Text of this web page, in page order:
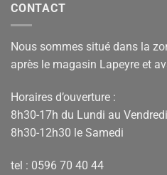
CONTACT
Nous sommes situé dans la
après le magasin Lapeyre et
Horaires d’ouverture :
8h30-17h du Lundi au Vendredi
8h30-12h30 le Samedi
tel : 0596 70 40 44